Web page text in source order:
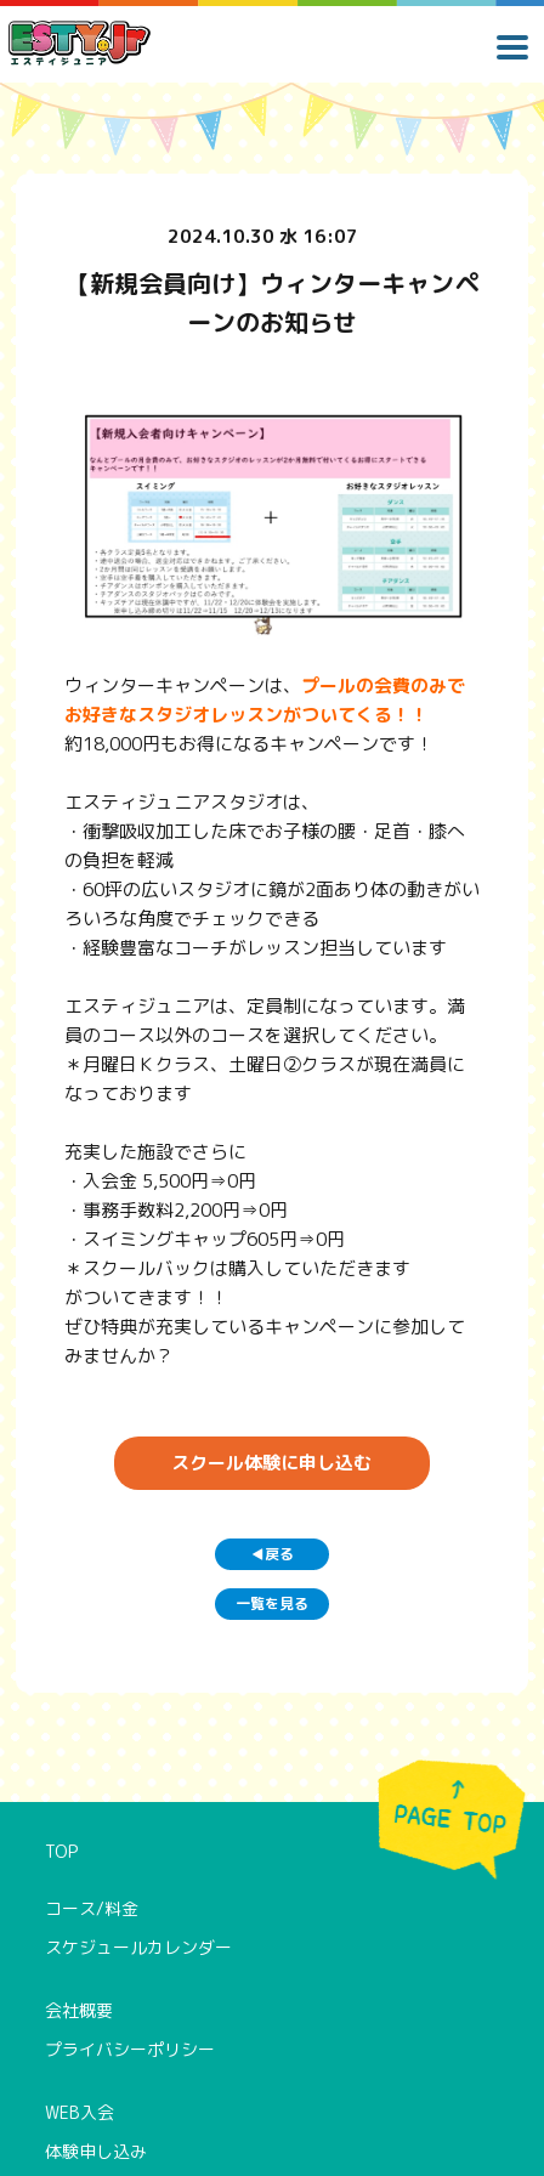
2024.10.30 水 16:07
【新規会員向け】ウィンターキャンペ
ーンのお知らせ
ウィンターキャンペーンは、 プールの会費のみで
お好きなスタジオレッスンがついてくる！！
約18,000円もお得になるキャンペーンです！
エスティジュニアスタジオは、
・衝撃吸収加工した床でお子様の腰・足首・膝へ
の負担を軽減
・60坪の広いスタジオに鏡が2面あり体の動きがい
ろいろな角度でチェックできる
・経験豊富なコーチがレッスン担当しています
エスティジュニアは、定員制になっています。満
員のコース以外のコースを選択してください。
＊月曜日Ｋクラス、土曜日②クラスが現在満員に
なっております
充実した施設でさらに
・入会金 5,500円⇒0円
・事務手数料2,200円⇒0円
・スイミングキャップ605円⇒0円
＊スクールバックは購入していただきます
がついてきます！！
ぜひ特典が充実しているキャンペーンに参加して
みませんか？
スクール体験に申し込む
◀戻る
一覧を見る
TOP
コース/料金
スケジュールカレンダー
会社概要
プライバシーポリシー
WEB入会
体験申し込み